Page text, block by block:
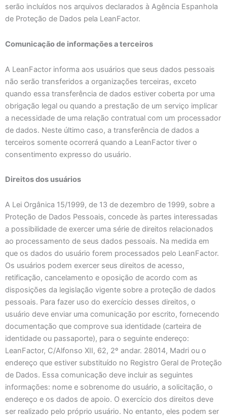
serão incluídos nos arquivos declarados à Agência Espanhola
de Proteção de Dados pela LeanFactor.
Comunicação de informações a terceiros
A LeanFactor informa aos usuários que seus dados pessoais
não serão transferidos a organizações terceiras, exceto
quando essa transferência de dados estiver coberta por uma
obrigação legal ou quando a prestação de um serviço implicar
a necessidade de uma relação contratual com um processador
de dados. Neste último caso, a transferência de dados a
terceiros somente ocorrerá quando a LeanFactor tiver o
consentimento expresso do usuário.
Direitos dos usuários
A Lei Orgânica 15/1999, de 13 de dezembro de 1999, sobre a
Proteção de Dados Pessoais, concede às partes interessadas
a possibilidade de exercer uma série de direitos relacionados
ao processamento de seus dados pessoais. Na medida em
que os dados do usuário forem processados pelo LeanFactor.
Os usuários podem exercer seus direitos de acesso,
retificação, cancelamento e oposição de acordo com as
disposições da legislação vigente sobre a proteção de dados
pessoais. Para fazer uso do exercício desses direitos, o
usuário deve enviar uma comunicação por escrito, fornecendo
documentação que comprove sua identidade (carteira de
identidade ou passaporte), para o seguinte endereço:
LeanFactor, C/Alfonso XII, 62, 2º andar. 28014, Madri ou o
endereço que estiver substituído no Registro Geral de Proteção
de Dados. Essa comunicação deve incluir as seguintes
informações: nome e sobrenome do usuário, a solicitação, o
endereço e os dados de apoio. O exercício dos direitos deve
ser realizado pelo próprio usuário. No entanto, eles podem ser